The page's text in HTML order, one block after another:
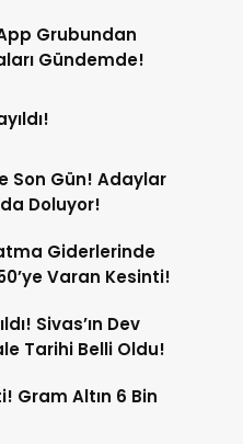
Grubundan
Gündemde!
Son Gün! Adaylar
Doluyor!
Giderlerinde
Varan Kesinti!
Sivas’ın Dev
Tarihi Belli Oldu!
Gram Altın 6 Bin